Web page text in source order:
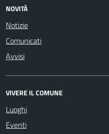
NOVITÀ
Notizie
Comunicati
Avvisi
VIVERE IL COMUNE
Luoghi
Eventi